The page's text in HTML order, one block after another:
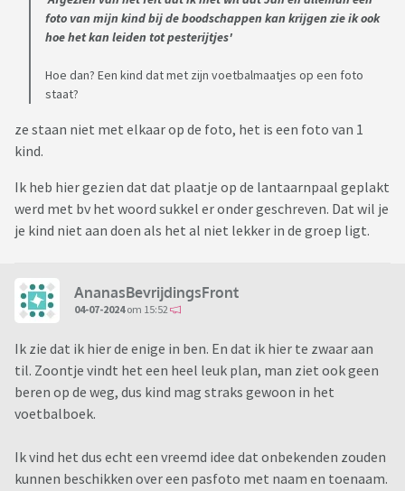
foto van mijn kind bij de boodschappen kan krijgen zie ik ook
hoe het kan leiden tot pesterijtjes'
Hoe dan? Een kind dat met zijn voetbalmaatjes op een foto
staat?
ze staan niet met elkaar op de foto, het is een foto van 1
kind.
Ik heb hier gezien dat dat plaatje op de lantaarnpaal geplakt
werd met bv het woord sukkel er onder geschreven. Dat wil je
je kind niet aan doen als het al niet lekker in de groep ligt.
AnanasBevrijdingsFront
04-07-2024om 15:52
Ik zie dat ik hier de enige in ben. En dat ik hier te zwaar aan
til. Zoontje vindt het een heel leuk plan, man ziet ook geen
beren op de weg, dus kind mag straks gewoon in het
voetbalboek.
Ik vind het dus echt een vreemd idee dat onbekenden zouden
kunnen beschikken over een pasfoto met naam en toenaam.